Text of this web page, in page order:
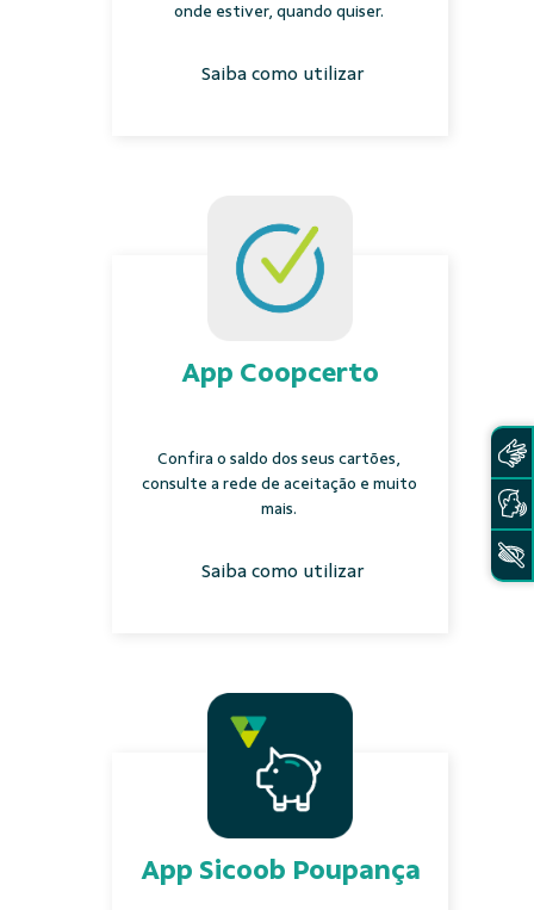
onde estiver, quando quiser.
Saiba como utilizar
App Coopcerto
Confira o saldo dos seus cartões,
consulte a rede de aceitação e muito
mais.
Saiba como utilizar
App Sicoob Poupança